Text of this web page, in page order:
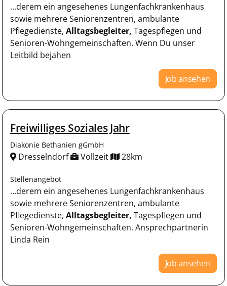
...derem ein angesehenes Lungenfachkrankenhaus
sowie mehrere Seniorenzentren, ambulante
Pflegedienste, Alltagsbegleiter, Tagespflegen und
Senioren-Wohngemeinschaften. Wenn Du unser
Leitbild bejahen
Job ansehen
Freiwilliges Soziales Jahr
Diakonie Bethanien gGmbH
Dresselndorf Vollzeit 28km
Stellenangebot
...derem ein angesehenes Lungenfachkrankenhaus
sowie mehrere Seniorenzentren, ambulante
Pflegedienste, Alltagsbegleiter, Tagespflegen und
Senioren-Wohngemeinschaften. Ansprechpartnerin
Linda Rein
Job ansehen